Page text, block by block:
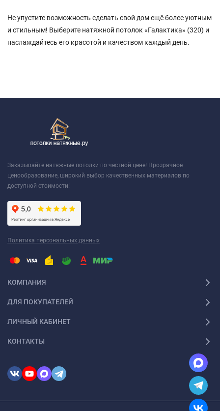
Не упустите возможность сделать свой дом ещё более уютным
и стильным! Выберите натяжной потолок «Галактика» (320) и
наслаждайтесь его красотой и качеством каждый день.
Заказывайте натяжные потолки по честной цене! Прозрачное
ценообразование, широкий выбор качественных материалов по
доступной стоимости!
Политика персональных данных
КОМПАНИЯ
ДЛЯ ПОКУПАТЕЛЕЙ
ЛИЧНЫЙ КАБИНЕТ
КОНТАКТЫ